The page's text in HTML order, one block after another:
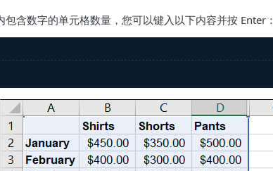
含数字的单元格数量，您可以键入以下内容并按 Enter：